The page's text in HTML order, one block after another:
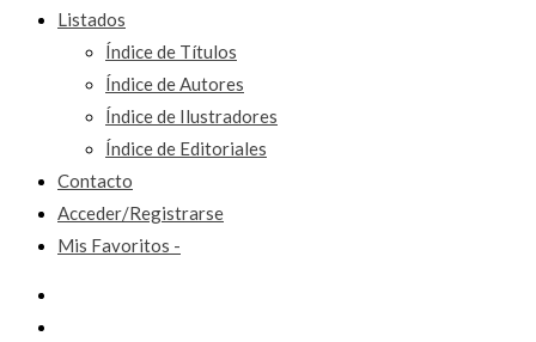
Listados
Índice de Títulos
Índice de Autores
Índice de Ilustradores
Índice de Editoriales
Contacto
Acceder/Registrarse
Mis Favoritos -